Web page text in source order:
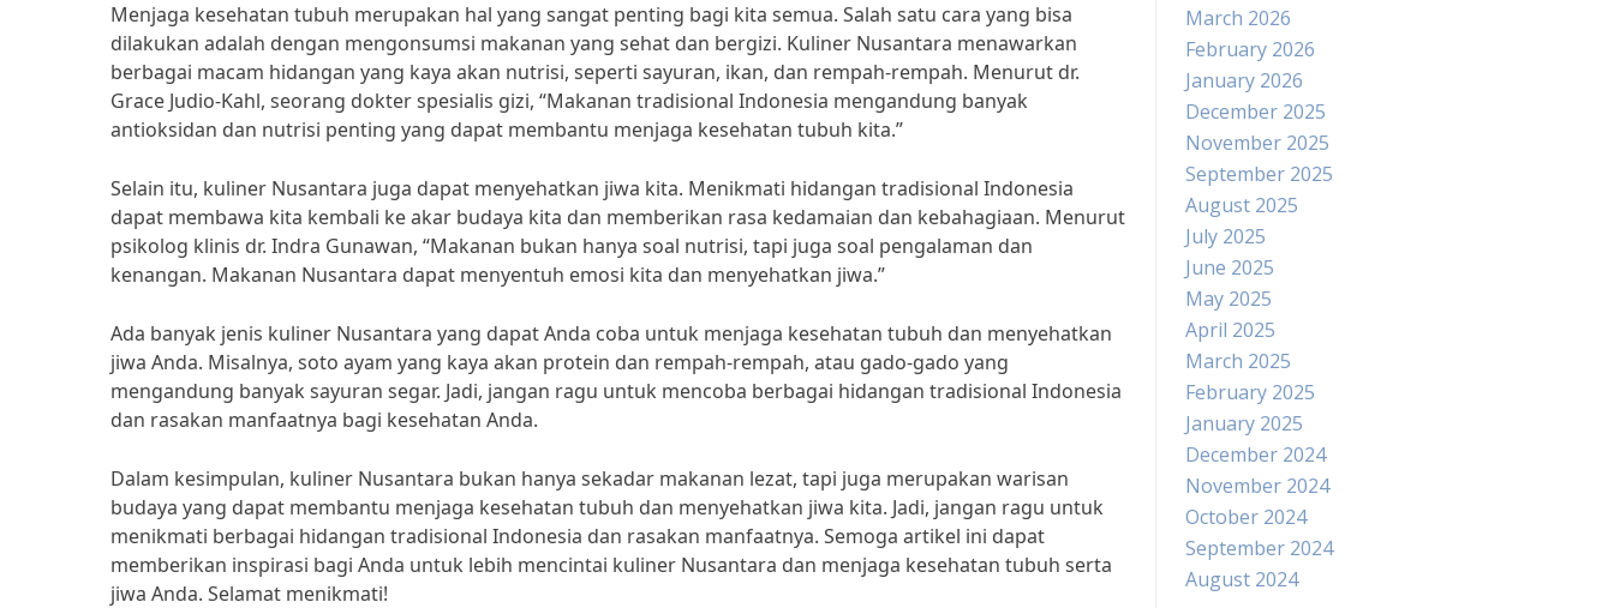
Menjaga kesehatan tubuh merupakan hal yang sangat penting bagi kita semua. Salah satu cara yang bisa
dilakukan adalah dengan mengonsumsi makanan yang sehat dan bergizi. Kuliner Nusantara menawarkan
berbagai macam hidangan yang kaya akan nutrisi, seperti sayuran, ikan, dan rempah-rempah. Menurut dr.
Grace Judio-Kahl, seorang dokter spesialis gizi, “Makanan tradisional Indonesia mengandung banyak
antioksidan dan nutrisi penting yang dapat membantu menjaga kesehatan tubuh kita.”
Selain itu, kuliner Nusantara juga dapat menyehatkan jiwa kita. Menikmati hidangan tradisional Indonesia
dapat membawa kita kembali ke akar budaya kita dan memberikan rasa kedamaian dan kebahagiaan. Menurut
psikolog klinis dr. Indra Gunawan, “Makanan bukan hanya soal nutrisi, tapi juga soal pengalaman dan
kenangan. Makanan Nusantara dapat menyentuh emosi kita dan menyehatkan jiwa.”
Ada banyak jenis kuliner Nusantara yang dapat Anda coba untuk menjaga kesehatan tubuh dan menyehatkan
jiwa Anda. Misalnya, soto ayam yang kaya akan protein dan rempah-rempah, atau gado-gado yang
mengandung banyak sayuran segar. Jadi, jangan ragu untuk mencoba berbagai hidangan tradisional Indonesia
dan rasakan manfaatnya bagi kesehatan Anda.
Dalam kesimpulan, kuliner Nusantara bukan hanya sekadar makanan lezat, tapi juga merupakan warisan
budaya yang dapat membantu menjaga kesehatan tubuh dan menyehatkan jiwa kita. Jadi, jangan ragu untuk
menikmati berbagai hidangan tradisional Indonesia dan rasakan manfaatnya. Semoga artikel ini dapat
memberikan inspirasi bagi Anda untuk lebih mencintai kuliner Nusantara dan menjaga kesehatan tubuh serta
jiwa Anda. Selamat menikmati!
March 2026
February 2026
January 2026
December 2025
November 2025
September 2025
August 2025
July 2025
June 2025
May 2025
April 2025
March 2025
February 2025
January 2025
December 2024
November 2024
October 2024
September 2024
August 2024